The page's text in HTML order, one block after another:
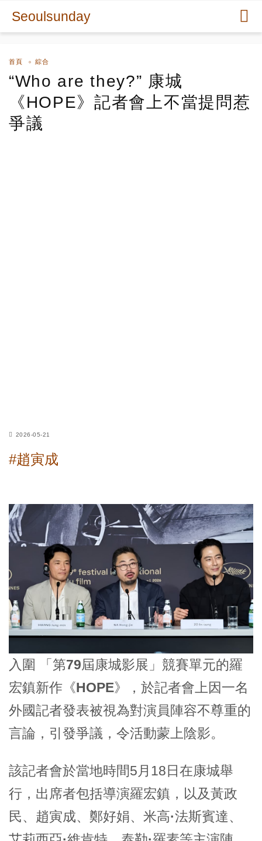
Seoulsunday
首頁 綜合
“Who are they?” 康城
《HOPE》記者會上不當提問惹
爭議
2026-05-21
#趙寅成
入圍 「第79屆康城影展」 競賽單元的羅
宏鎮新作 《HOPE》
，於記者會上因一名
外國記者發表被視為對演員陣容不尊重的
言論，引發爭議，令活動蒙上陰影。
該記者會於當地時間5月18日在康城舉
行，出席者包括導演羅宏鎮 ，以及黃政
民、趙寅成、鄭好娟、 米高·法斯賓達、